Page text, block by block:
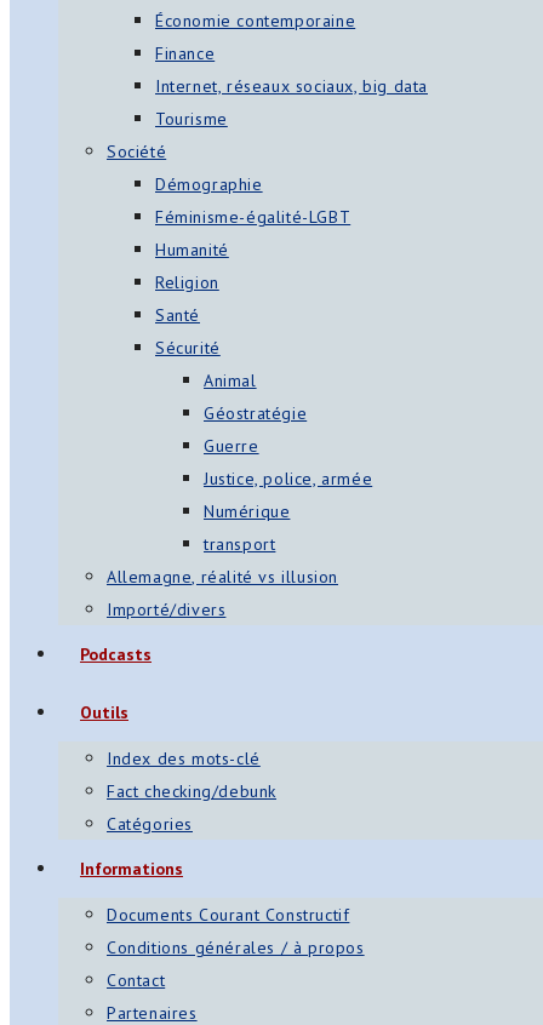
Économie contemporaine
Finance
Internet, réseaux sociaux, big data
Tourisme
Société
Démographie
Féminisme-égalité-LGBT
Humanité
Religion
Santé
Sécurité
Animal
Géostratégie
Guerre
Justice, police, armée
Numérique
transport
Allemagne, réalité vs illusion
Importé/divers
Podcasts
Outils
Index des mots-clé
Fact checking/debunk
Catégories
Informations
Documents Courant Constructif
Conditions générales / à propos
Contact
Partenaires